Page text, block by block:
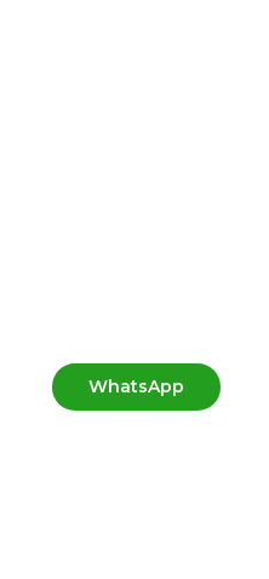
WhatsApp